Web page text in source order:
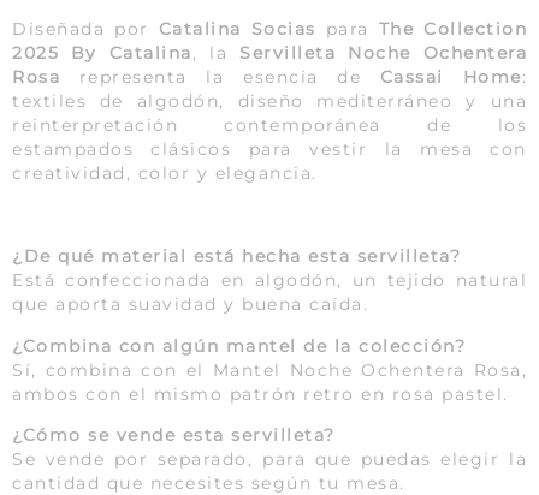
Diseñada por Catalina Socias para The Collection
2025 By Catalina, la Servilleta Noche Ochentera
Rosa representa la esencia de Cassai Home:
textiles de algodón, diseño mediterráneo y una
reinterpretación contemporánea de los
estampados clásicos para vestir la mesa con
creatividad, color y elegancia.
¿De qué material está hecha esta servilleta?
Está confeccionada en algodón, un tejido natural
que aporta suavidad y buena caída.
¿Combina con algún mantel de la colección?
Sí, combina con el Mantel Noche Ochentera Rosa,
ambos con el mismo patrón retro en rosa pastel.
¿Cómo se vende esta servilleta?
Se vende por separado, para que puedas elegir la
cantidad que necesites según tu mesa.